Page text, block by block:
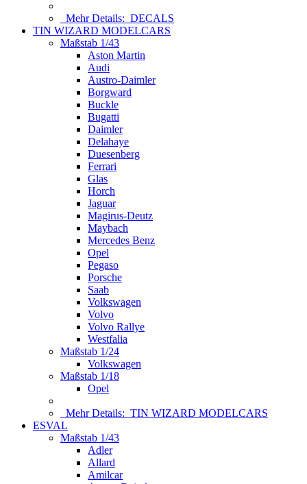
Mehr Details: DECALS
TIN WIZARD MODELCARS
Maßstab 1/43
Aston Martin
Audi
Austro-Daimler
Borgward
Buckle
Bugatti
Daimler
Delahaye
Duesenberg
Ferrari
Glas
Horch
Jaguar
Magirus-Deutz
Maybach
Mercedes Benz
Opel
Pegaso
Porsche
Saab
Volkswagen
Volvo
Volvo Rallye
Westfalia
Maßstab 1/24
Volkswagen
Maßstab 1/18
Opel
Mehr Details: TIN WIZARD MODELCARS
ESVAL
Maßstab 1/43
Adler
Allard
Amilcar